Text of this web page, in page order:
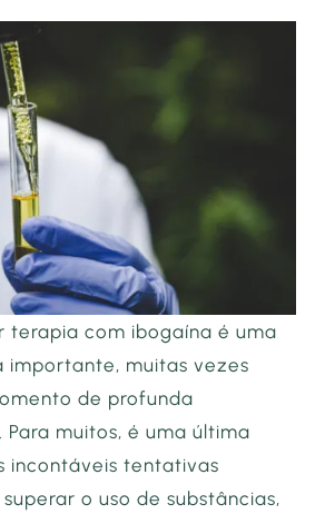
terapia com ibogaína é uma
importante, muitas vezes
de profunda
Para muitos, é uma última
incontáveis tentativas
o uso de substâncias,